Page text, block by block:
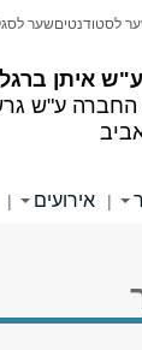
ע"ש איתן
החברה ע"ש
לסטודנטיםשער
| אירועים |